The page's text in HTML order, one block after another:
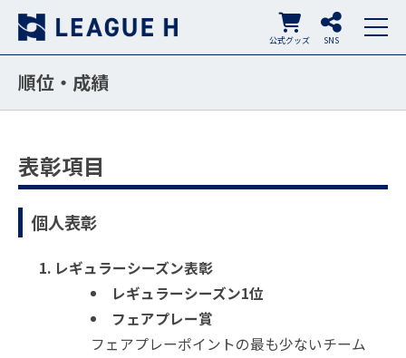
SNS
公式グッズ
順位・成績
表彰項目
個人表彰
レギュラーシーズン表彰
レギュラーシーズン1位
フェアプレー賞
フェアプレーポイントの最も少ないチーム